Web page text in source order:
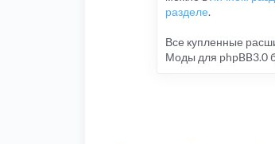
разделе.
Все купленные
Моды для phpBB3.0